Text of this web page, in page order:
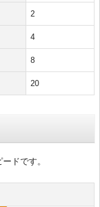
2
4
8
20
ドです。